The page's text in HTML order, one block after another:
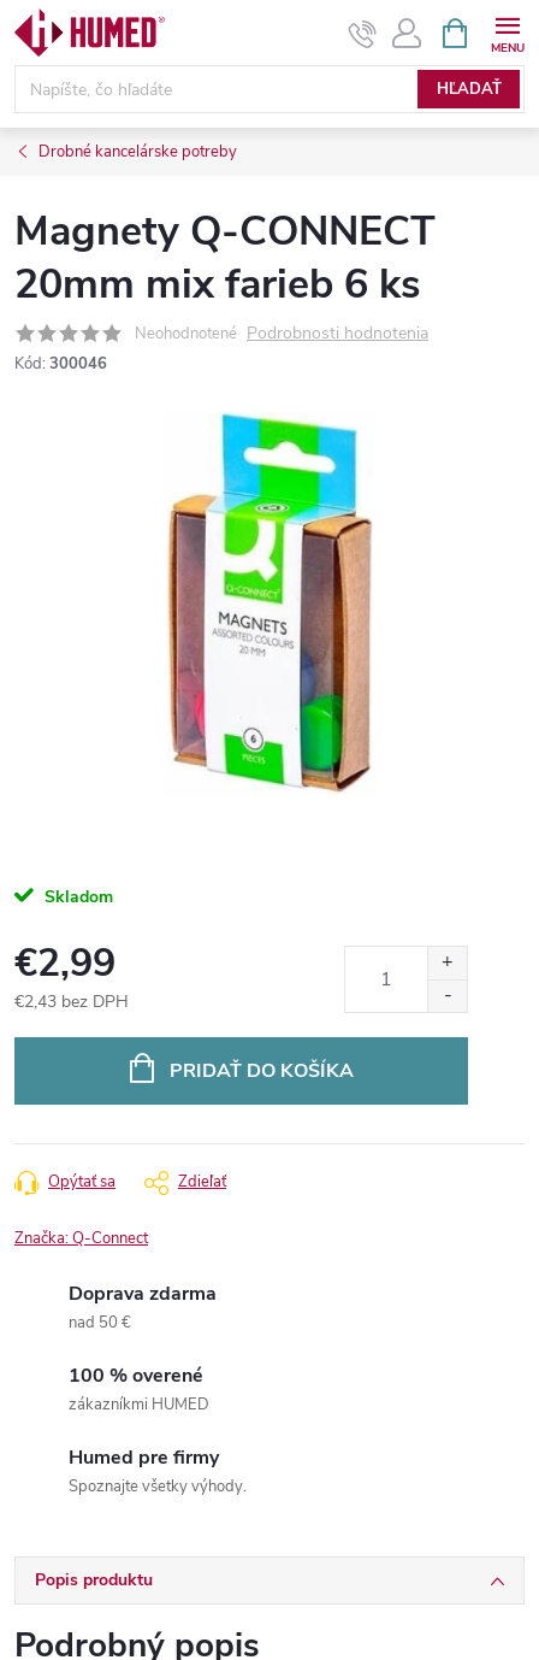
Prejsť
obsah
HĽADAŤ
KOŠÍK
Drobné kancelárske potreby
Magnety Q-CONNECT
20mm mix farieb 6 ks
Neohodnotené Podrobnosti hodnotenia
Kód: 300046
Skladom
€2,99
€2,43 bez DPH
PRIDAŤ DO KOŠÍKA
Opýtať sa Zdieľať
Značka:Q-Connect
Doprava zdarma
nad 50 €
100 % overené
zákazníkmi HUMED
Humed pre firmy
Spoznajte všetky výhody.
Popis produktu
Podrobný popis